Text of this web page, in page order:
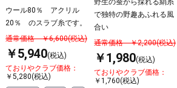
ウール80％ アクリル
20％ のスラブ糸です。
通常価格 ￥6,600(税込)
￥5,940(税込)
ておりやクラブ価格：
￥5,280(税込)
で独特の野趣あふれる風
合い
通常価格 ￥2,200(税込)
￥1,980(税込)
ておりやクラブ価格：
￥1,760(税込)